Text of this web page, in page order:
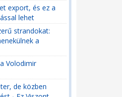
export, és ez a
lehet
strandokat:
a
Volodimir
de közben